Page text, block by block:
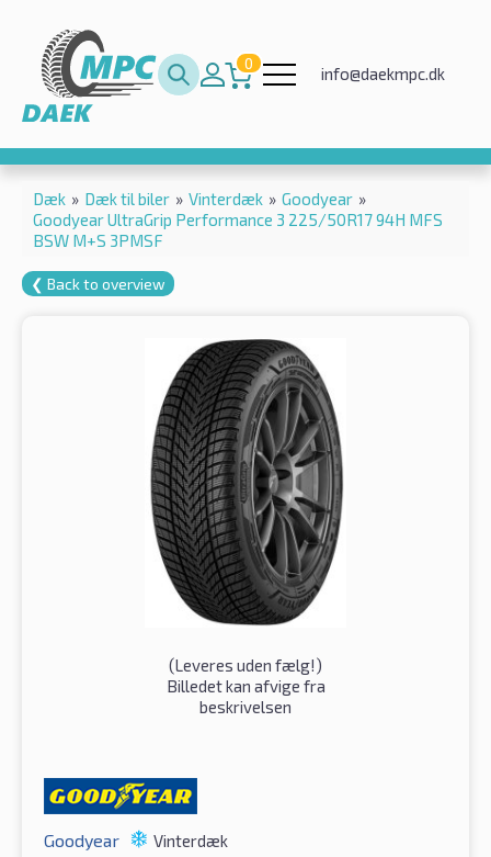
0
info@daekmpc.dk
Dæk » Dæk til biler » Vinterdæk » Goodyear »
Goodyear UltraGrip Performance 3 225/50R17 94H MFS
BSW M+S 3PMSF
❮ Back to overview
(Leveres uden fælg!)
Billedet kan afvige fra
beskrivelsen
Goodyear Vinterdæk